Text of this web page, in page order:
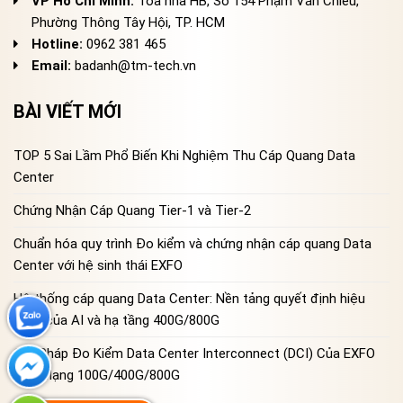
Phường Thông Tây Hội, TP. HCM
Hotline: 0962 381 465
Email: badanh@tm-tech.vn
BÀI VIẾT MỚI
TOP 5 Sai Lầm Phổ Biến Khi Nghiệm Thu Cáp Quang Data
Center
Chứng Nhận Cáp Quang Tier-1 và Tier-2
Chuẩn hóa quy trình Đo kiểm và chứng nhận cáp quang Data
Center với hệ sinh thái EXFO
Hệ thống cáp quang Data Center: Nền tảng quyết định hiệu
năng của AI và hạ tầng 400G/800G
Giải Pháp Đo Kiểm Data Center Interconnect (DCI) Của EXFO
Cho Mạng 100G/400G/800G